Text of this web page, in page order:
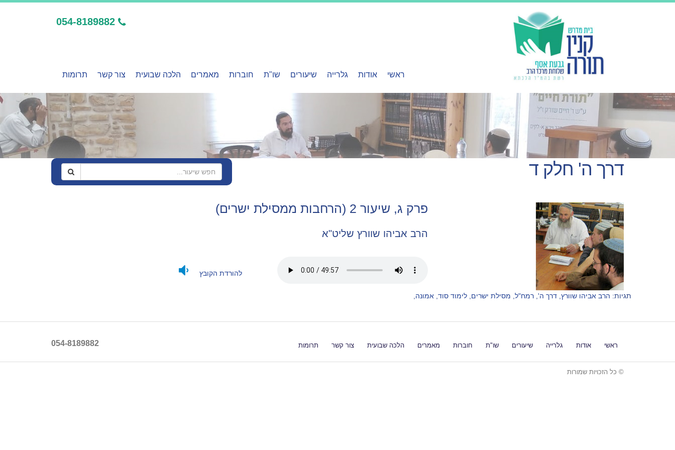
054-8189882
ראשי אודות גלרייה שיעורים שו"ת חוברות מאמרים הלכה שבועית צור קשר תרומות
דרך ה' חלק ד
פרק ג, שיעור 2 (הרחבות ממסילת ישרים)
הרב אביהו שוורץ שליט"א
להורדת הקובץ
תגיות: הרב אביהו שוורץ דרך ה' רמח"ל מסילת ישרים לימוד סוד אמונה
ראשי אודות גלרייה שיעורים שו"ת חוברות מאמרים הלכה שבועית צור קשר תרומות 054-8189882
© כל הזכויות שמורות